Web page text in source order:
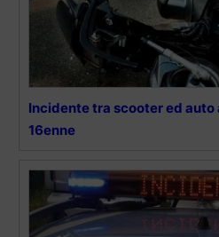
Incidente tra scooter ed auto
16enne